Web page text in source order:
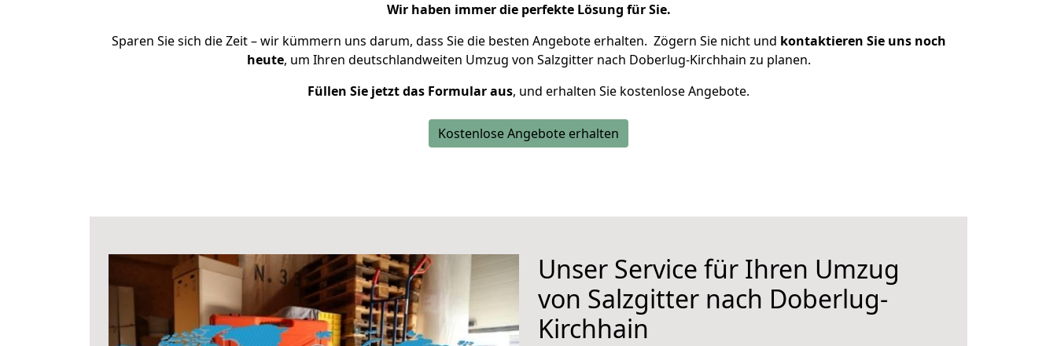
Wir haben immer die perfekte Lösung für Sie.
Sparen Sie sich die Zeit – wir kümmern uns darum, dass Sie die besten Angebote erhalten. Zögern Sie nicht und kontaktieren Sie uns noch
heute, um Ihren deutschlandweiten Umzug von Salzgitter nach Doberlug-Kirchhain zu planen.
Füllen Sie jetzt das Formular aus, und erhalten Sie kostenlose Angebote.
Kostenlose Angebote erhalten
Unser Service für Ihren Umzug
von Salzgitter nach Doberlug-
Kirchhain